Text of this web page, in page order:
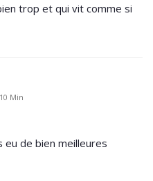
trop et qui vit comme si
Min
eu de bien meilleures